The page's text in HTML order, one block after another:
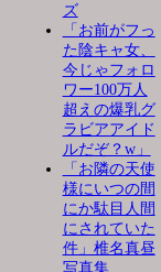
ズ
「お前がフっ
た陰キャ女、
今じゃフォロ
ワー100万人
超えの爆乳グ
ラビアアイド
ルだぞ？w」
「お隣の天使
様にいつの間
にか駄目人間
にされていた
件」椎名真昼
写真集